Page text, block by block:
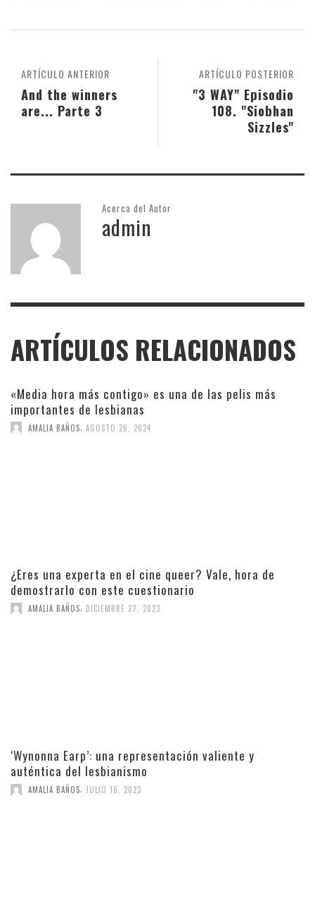
ARTÍCULO POSTERIOR
"3 WAY" Episodio
108. "Siobhan
Sizzles"
ARTÍCULO ANTERIOR
And the winners
are... Parte 3
Acerca del Autor
admin
ARTÍCULOS RELACIONADOS
«Media hora más contigo» es una de las pelis más
importantes de lesbianas
AMALIA BAÑOS AGOSTO 26, 2024
¿Eres una experta en el cine queer? Vale, hora de
demostrarlo con este cuestionario
AMALIA BAÑOS, DICIEMBRE 27, 2023
‘Wynonna Earp’: una representación valiente y
auténtica del lesbianismo
AMALIA BAÑOS, JULIO 16, 2023